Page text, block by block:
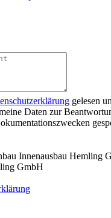
gelesen
Daten zur
Innenausbau Hemling
GmbH